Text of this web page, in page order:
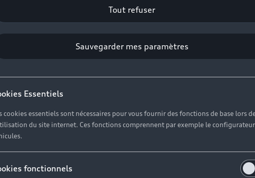
Tout refuser
Sauvegarder mes paramètres
Essentiels
cookies essentiels sont nécessaires pour vous fournir des fonctions de base lors
du site internet. Ces fonctions comprennent par exemple le
fonctionnels